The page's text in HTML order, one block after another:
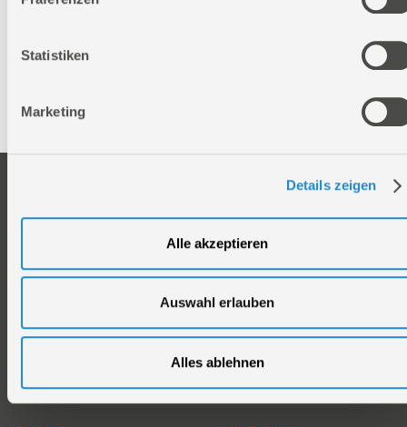
Statistiken
Marketing
Details zeigen
Alle akzeptieren
Auswahl erlauben
Alles ablehnen
Montag - Freitag
Geschlossen
Telefax: +49 (0)7904-70051999
Händlersuche
Servicepartner-International
Autorisierter Internetpartner
Reparaturauftrag/Reklamation
Rückgabe gekaufter Artikel